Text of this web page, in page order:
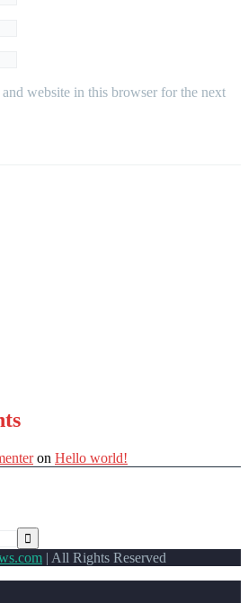
website in this browser for the next
on Hello world!
| All Rights Reserved